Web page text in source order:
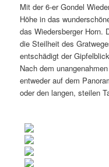
Mit der 6-er Gondel
Höhe in das
das Wiedersberger Horn.
die Steilheit des
entschädigt der
Nach dem
entweder auf dem
oder den langen, steilen